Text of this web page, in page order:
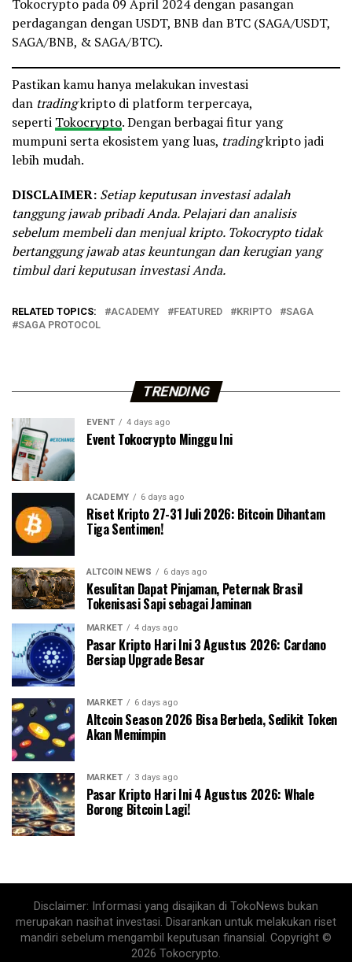
Tokocrypto pada 09 April 2024 dengan pasangan
perdagangan dengan USDT, BNB dan BTC (SAGA/USDT,
SAGA/BNB, & SAGA/BTC).
Pastikan kamu hanya melakukan investasi
dan tradingkripto di platform terpercaya,
seperti Tokocrypto. Dengan berbagai fitur yang
mumpuni serta ekosistem yang luas, tradingkripto jadi
lebih mudah.
DISCLAIMER: Setiap keputusan investasi adalah
tanggung jawab pribadi Anda. Pelajari dan analisis
sebelum membeli dan menjual kripto. Tokocrypto tidak
bertanggung jawab atas keuntungan dan kerugian yang
timbul dari keputusan investasi Anda.
RELATED TOPICS: ACADEMY FEATURED KRIPTO
SAGA
SAGA PROTOCOL
TRENDING
EVENT 4 days ago
Event Tokocrypto Minggu Ini
ACADEMY 6 days ago
Riset Kripto 27-31 Juli 2026: Bitcoin Dihantam
Tiga Sentimen!
ALTCOIN NEWS 6 days ago
Kesulitan Dapat Pinjaman, Peternak Brasil
Tokenisasi Sapi sebagai Jaminan
MARKET 4 days ago
Pasar Kripto Hari Ini 3 Agustus 2026: Cardano
Bersiap Upgrade Besar
MARKET 6 days ago
Altcoin Season 2026 Bisa Berbeda, Sedikit Token
Akan Memimpin
MARKET 3 days ago
Pasar Kripto Hari Ini 4 Agustus 2026: Whale
Borong Bitcoin Lagi!
Disclaimer: Informasi yang disajikan di TokoNews bukan
merupakan nasihat investasi. Disarankan untuk melakukan riset
mandiri sebelum mengambil keputusan finansial. Copyright ©
2026 Tokocrypto.